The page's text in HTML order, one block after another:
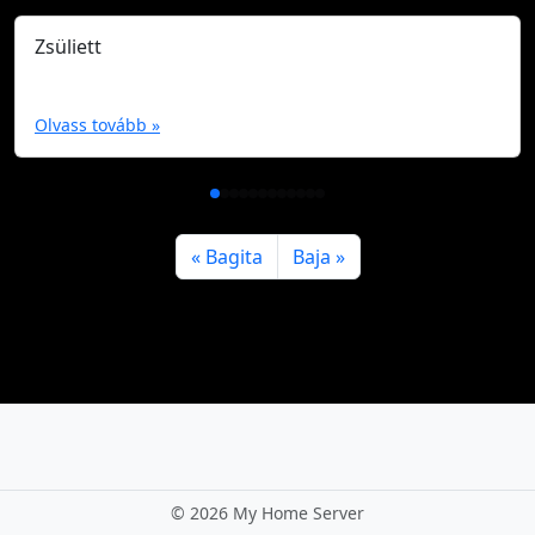
Zsüliett
Olvass tovább »
Bagita Baja
© 2026 My Home Server